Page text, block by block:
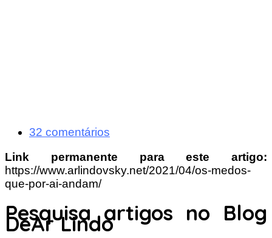
32 comentários
Link permanente para este artigo:
https://www.arlindovsky.net/2021/04/os-medos-
que-por-ai-andam/
Pesquisa artigos no Blog
DeAr Lindo